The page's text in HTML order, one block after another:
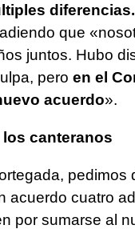
que
juntos. Hubo
pero en el
acuerdo».
canteranos
pedimos
acuerdo cuatro
por sumarse al